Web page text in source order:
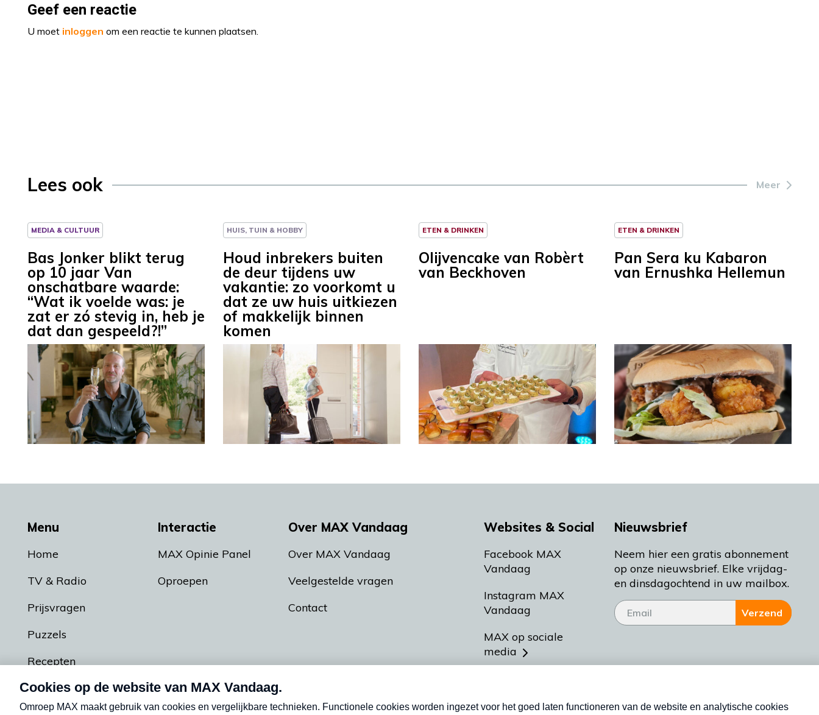
Geef een reactie
U moet inloggen om een reactie te kunnen plaatsen.
Lees ook Meer
MEDIA & CULTUUR
Bas Jonker blikt terug
op 10 jaar Van
onschatbare waarde:
“Wat ik voelde was: je
zat er zó stevig in, heb je
dat dan gespeeld?!”
HUIS, TUIN & HOBBY
Houd inbrekers buiten
de deur tijdens uw
vakantie: zo voorkomt u
dat ze uw huis uitkiezen
of makkelijk binnen
komen
ETEN & DRINKEN
Olijvencake van Robèrt
van Beckhoven
ETEN & DRINKEN
Pan Sera ku Kabaron
van Ernushka Hellemun
Menu
Home
TV & Radio
Prijsvragen
Puzzels
Recepten
Podcasts
Interactie
MAX Opinie Panel
Oproepen
Over MAX Vandaag
Over MAX Vandaag
Veelgestelde vragen
Contact
Websites & Social
Facebook MAX
Vandaag
Instagram MAX
Vandaag
MAX op sociale
media
Meldpunt Actueel
Nieuwsbrief
Neem hier een gratis abonnement
op onze nieuwsbrief. Elke vrijdag-
en dinsdagochtend in uw mailbox.
Verzend